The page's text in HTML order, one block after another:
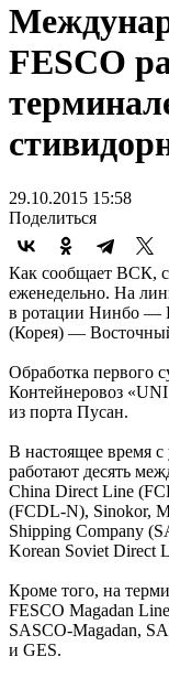
FESCO
29.10.2015 15:58
Поделиться
Как сообщает ВСК,
еженедельно. На
в ротации Нинбо
(Корея) —
Обработка первого
Контейнеровоз
из порта Пусан.
В настоящее время
работают десять
China Direct Line
(FCDL-N), Sinokor,
Shipping Company
Korean Soviet Direct
Кроме того, на
FESCO Magadan
SASCO-Magadan,
и GES.